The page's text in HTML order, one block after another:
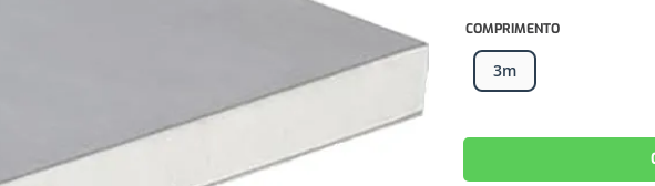
COMPRIMENTO
3m